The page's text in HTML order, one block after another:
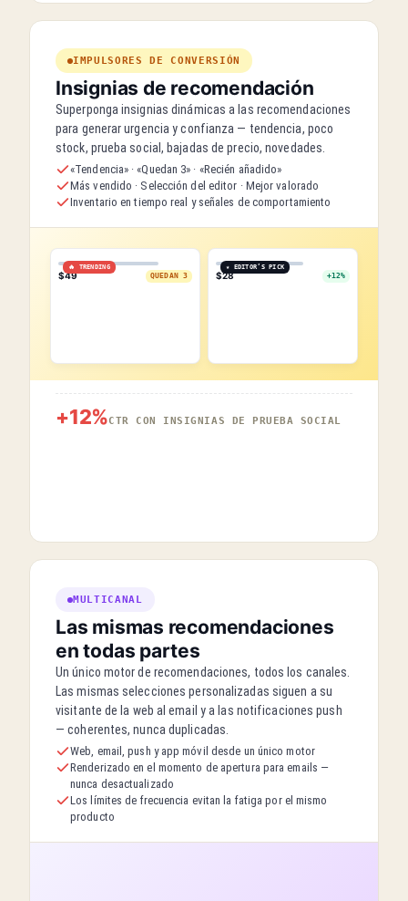
IMPULSORES DE CONVERSIÓN
Insignias de recomendación
Superponga insignias dinámicas a las recomendaciones
para generar urgencia y confianza — tendencia, poco
stock, prueba social, bajadas de precio, novedades.
«Tendencia» · «Quedan 3» · «Recién añadido»
Más vendido · Selección del editor · Mejor valorado
Inventario en tiempo real y señales de comportamiento
🔥 TRENDING
$49 QUEDAN 3
★ EDITOR’S PICK
$28 +12%
+12%CTR CON INSIGNIAS DE PRUEBA SOCIAL
MULTICANAL
Las mismas recomendaciones
en todas partes
Un único motor de recomendaciones, todos los canales.
Las mismas selecciones personalizadas siguen a su
visitante de la web al email y a las notificaciones push
— coherentes, nunca duplicadas.
Web, email, push y app móvil desde un único motor
Renderizado en el momento de apertura para emails —
nunca desactualizado
Los límites de frecuencia evitan la fatiga por el mismo
producto